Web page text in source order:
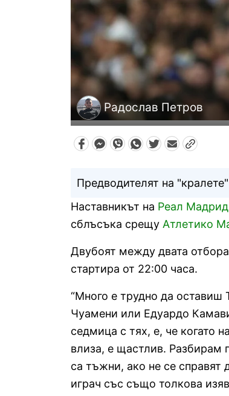
Радослав Петров
Предводителят на
Наставникът на Реал Мадрид
сблъсъка срещу Атлетико
Двубоят между двата
стартира от 22:00 часа.
“Много е трудно да
Чуамени или Едуардо
седмица с тях, е, че когато
влиза, е щастлив. Разбирам
са тъжни, ако не се справят
играч със също толкова